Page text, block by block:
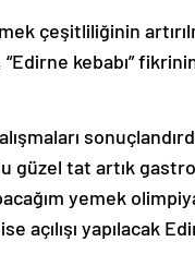
çeşitliliğinin
“Edirne kebabı”
güzel tat artık
yemek
açılışı yapılacak